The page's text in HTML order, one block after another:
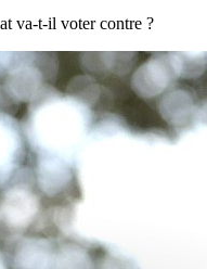
va-t-il voter contre ?